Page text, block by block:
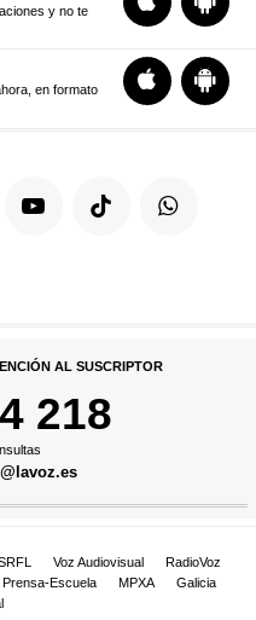
y no te
en formato
AL SUSCRIPTOR
218
Voz Audiovisual
RadioVoz
Prensa-Escuela MPXA
Galicia